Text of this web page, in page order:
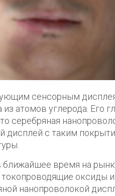
сенсорным
атомов углерода. Его
серебряная
дисплей с таким
время на
оксиды
нанопроволокой